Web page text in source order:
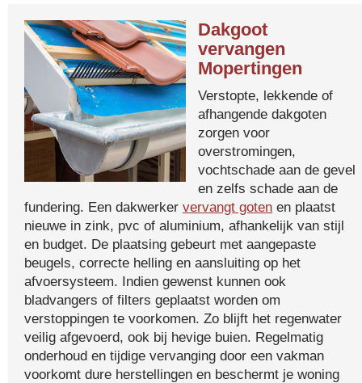
Dakgoot
vervangen
Mopertingen
Verstopte, lekkende of
afhangende dakgoten
zorgen voor
overstromingen,
vochtschade aan de gevel
en zelfs schade aan de
fundering. Een dakwerker vervangt goten en plaatst
nieuwe in zink, pvc of aluminium, afhankelijk van stijl
en budget. De plaatsing gebeurt met aangepaste
beugels, correcte helling en aansluiting op het
afvoersysteem. Indien gewenst kunnen ook
bladvangers of filters geplaatst worden om
verstoppingen te voorkomen. Zo blijft het regenwater
veilig afgevoerd, ook bij hevige buien. Regelmatig
onderhoud en tijdige vervanging door een vakman
voorkomt dure herstellingen en beschermt je woning